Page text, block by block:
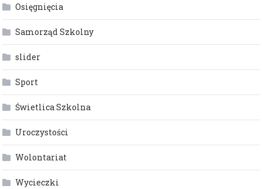
Osięgnięcia
Samorząd Szkolny
slider
Sport
Świetlica Szkolna
Uroczystości
Wolontariat
Wycieczki